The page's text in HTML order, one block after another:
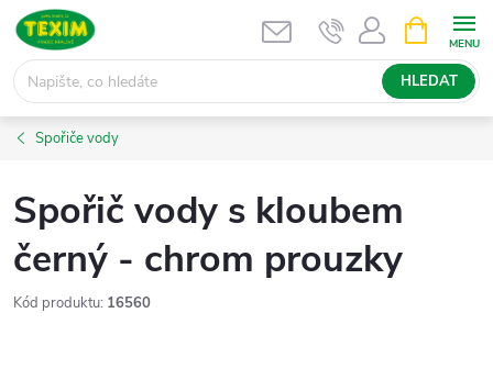
Přejít
obsah
HLEDAT
NÁKUPNÍ
KOŠÍK
Spořiče vody
Spořič vody s kloubem
černý - chrom prouzky
Kód produktu: 16560